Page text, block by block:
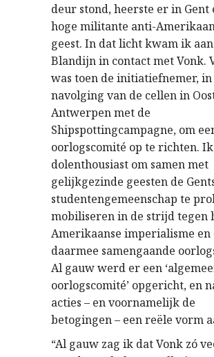
deur stond, heerste er in Gent
hoge militante anti-
geest. In dat licht kwam ik
Blandijn in contact met Vonk.
was toen de initiatiefnemer, in
navolging van de cellen in
Antwerpen met de
Shipspottingcampagne, om
oorlogscomité op te richten.
dolenthousiast om samen met
gelijkgezinde geesten de
studentengemeenschap te
mobiliseren in de strijd tegen
Amerikaanse imperialisme en
daarmee samengaande
Al gauw werd er een
oorlogscomité’ opgericht, en
acties – en voornamelijk de
betogingen – een reële vorm
“Al gauw zag ik dat Vonk zó